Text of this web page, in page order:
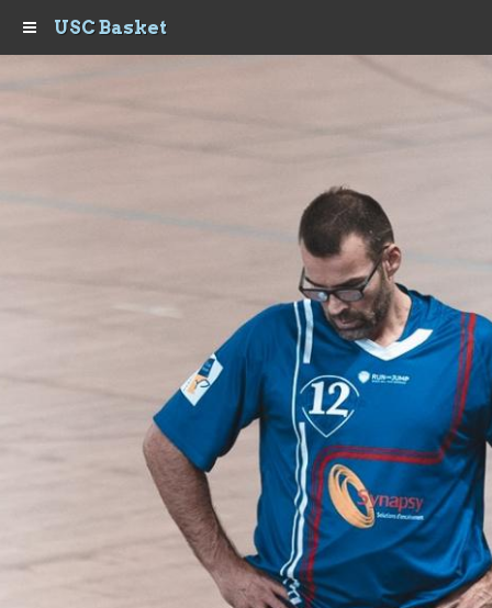
USC Basket